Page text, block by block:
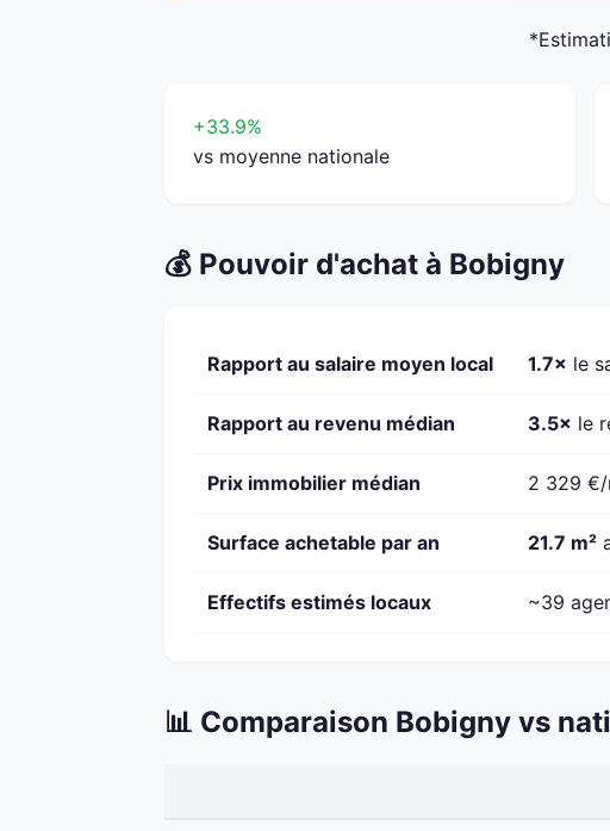
+33.9%
vs moyenne nationale
💰 Pouvoir d'achat à Bobigny
Rapport au salaire moyen local 1.7× le
Rapport au revenu médian 3.5× le
Prix immobilier médian 2 329 €/
Surface achetable par an 21.7 m²
Effectifs estimés locaux ~39
📊 Comparaison Bobigny vs